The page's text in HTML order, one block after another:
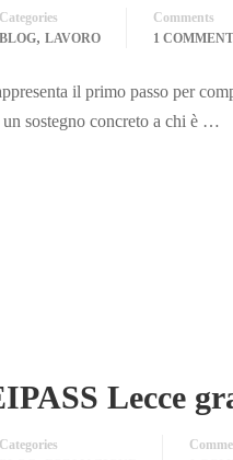
Categories
BLOG, LAVORO
Comments
1 COMMENT
il primo passo per
sostegno concreto a chi è …
Lecce
Categories